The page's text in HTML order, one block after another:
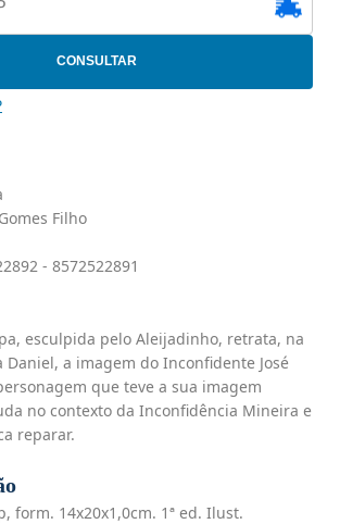
CONSULTAR
Filho
- 8572522891
esculpida pelo Aleijadinho, retrata, na
a imagem do Inconfidente José
que teve a sua imagem
no contexto da Inconfidência Mineira e
reparar.
form. 14x20x1,0cm. 1ª ed. Ilust.